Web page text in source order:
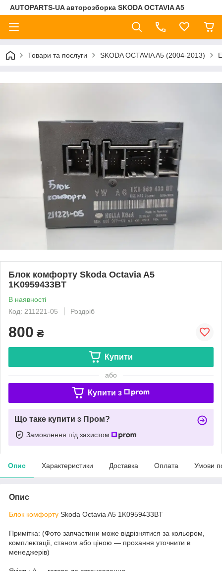
AUTOPARTS-UA авторозборка SKODA OCTAVIA A5
Товари та послуги SKODA OCTAVIA A5 (2004-2013)
Блок комфорту Skoda Octavia A5
1K0959433BT
В наявності
Код: 211221-05
Роздріб
800 ₴
Купити
або
Купити з
Що таке купити з Пром?
Замовлення під захистом
Опис Характеристики Доставка Оплата Умови
Опис
Блок комфорту Skoda Octavia A5 1K0959433BT
Примітка: (Фото запчастини може відрізнятися за кольором,
комплектації, станом або ціною — прохання уточнити в
менеджерів)